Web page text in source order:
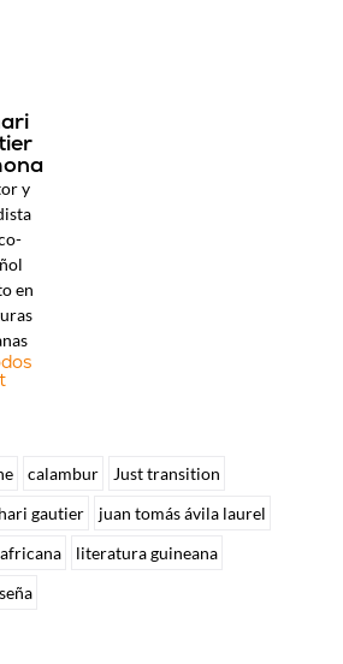
y
en
calambur
Just transition
gautier
juan tomás ávila laurel
literatura guineana